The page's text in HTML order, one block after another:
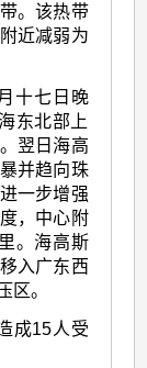
。该热带
近减弱为
十七日晚
东北部上
翌日海高
并趋向珠
一步增强
，中心附
。海高斯
入广东西
区。
成15人受